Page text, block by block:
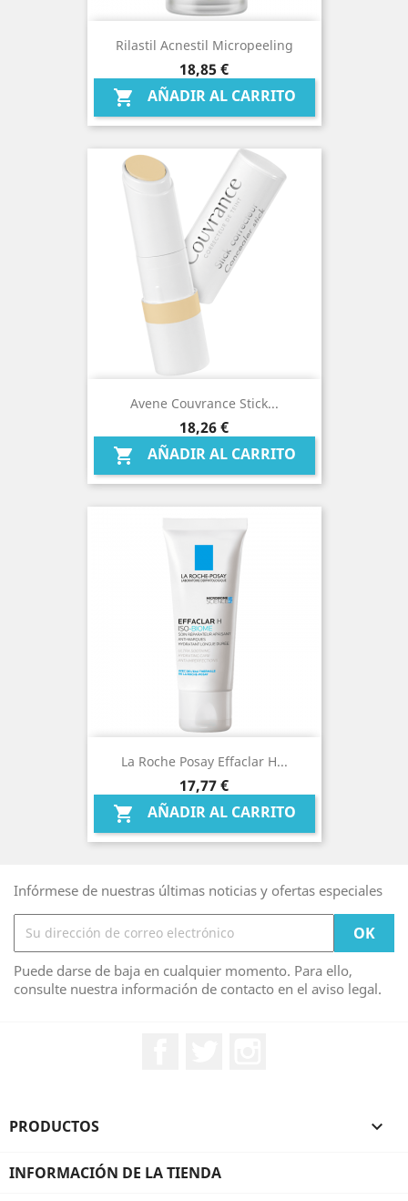
Rilastil Acnestil Micropeeling
Precio
18,85 €
 AÑADIR AL CARRITO
Avene Couvrance Stick...
Precio
18,26 €
 AÑADIR AL CARRITO
La Roche Posay Effaclar H...
Precio
17,77 €
 AÑADIR AL CARRITO
Infórmese de nuestras últimas noticias y ofertas especiales
Puede darse de baja en cualquier momento. Para ello,
consulte nuestra información de contacto en el aviso legal.
PRODUCTOS 
INFORMACIÓN DE LA TIENDA